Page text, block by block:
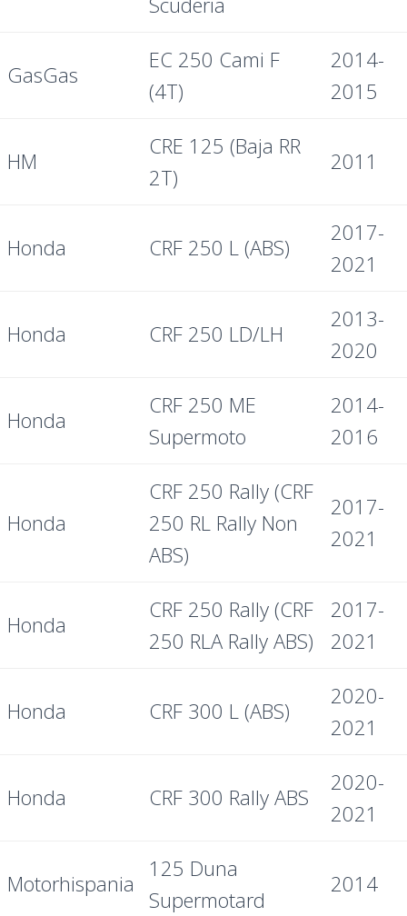
GasGas
EC 250 Cami F
(4T)
2014-
2015
HM
CRE 125 (Baja RR
2T)
2011
Honda CRF 250 L (ABS)
2017-
2021
Honda CRF 250 LD/LH
2013-
2020
Honda
CRF 250 ME
Supermoto
2014-
2016
Honda
CRF 250 Rally (CRF
250 RL Rally Non
ABS)
2017-
2021
Honda
CRF 250 Rally (CRF
250 RLA Rally ABS)
2017-
2021
Honda CRF 300 L (ABS)
2020-
2021
Honda CRF 300 Rally ABS
2020-
2021
Motorhispania
125 Duna
Supermotard
2014